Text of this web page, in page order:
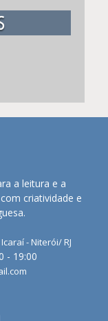
a leitura e a
criatividade e
- Niterói/ RJ
- 19:00